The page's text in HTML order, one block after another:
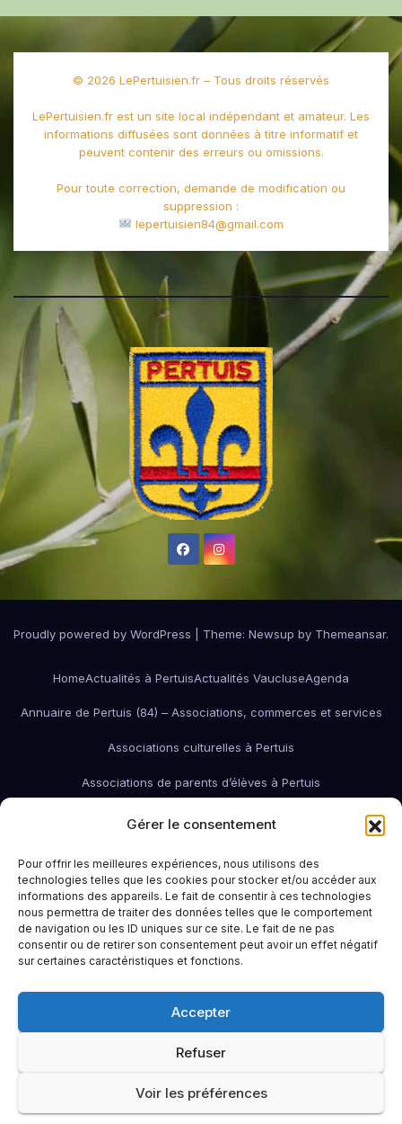
Gérer le consentement
Pour offrir les meilleures expériences, nous utilisons des
technologies telles que les cookies pour stocker et/ou accéder aux
informations des appareils. Le fait de consentir à ces technologies
nous permettra de traiter des données telles que le comportement
de navigation ou les ID uniques sur ce site. Le fait de ne pas
consentir ou de retirer son consentement peut avoir un effet négatif
sur certaines caractéristiques et fonctions.
Accepter
Refuser
Voir les préférences
© 2026 LePertuisien.fr – Tous droits réservés
LePertuisien.fr est un site local indépendant et amateur. Les
informations diffusées sont données à titre informatif et
peuvent contenir des erreurs ou omissions.
Pour toute correction, demande de modification ou
suppression :
lepertuisien84@gmail.com
Proudly powered by WordPress Theme: Newsup by Themeansar.
HomeActualités à PertuisActualités VaucluseAgenda
Annuaire de Pertuis (84) – Associations, commerces et services
Associations culturelles à Pertuis
Associations de parents d’élèves à Pertuis
Associations de quartier à Pertuis
associations économiques Pertuis
Associations humanitaires et sociales Associations patriotiques
Associations petite enfanceAssociations sportives de Pertuis
Bars à Pertuis: où sortir et boire un verreContactEmploi
Portail famille Pertuis
Revue de Presse NationaleSample PageSanté à Pertuis (84120)